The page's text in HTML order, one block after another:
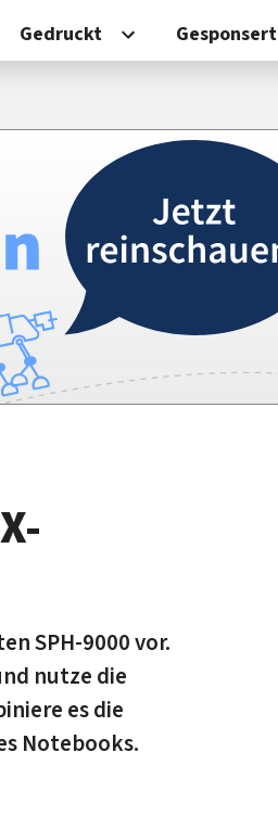
Gedruckt Gesponsert
SPH-9000 vor.
nutze die
es die
Notebooks.